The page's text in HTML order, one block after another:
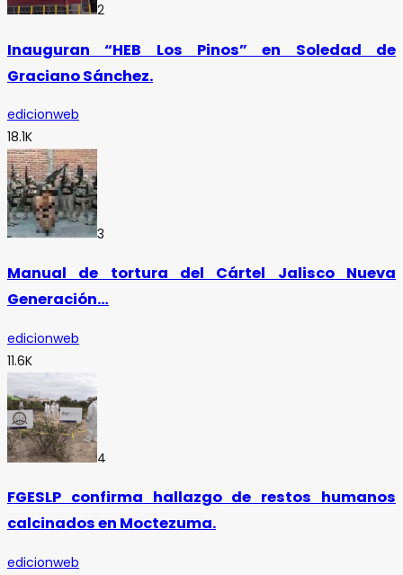
2
Inauguran “HEB Los Pinos” en Soledad de
Graciano Sánchez.
edicionweb
18.1K
3
Manual de tortura del Cártel Jalisco Nueva
Generación…
edicionweb
11.6K
4
FGESLP confirma hallazgo de restos humanos
calcinados en Moctezuma.
edicionweb